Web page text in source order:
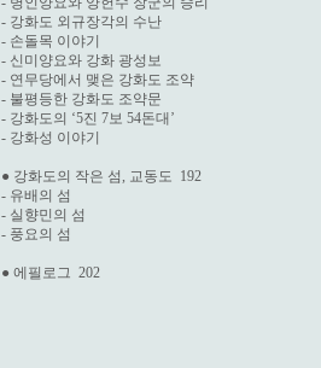
- 강화도 외규장각의 수난
- 손돌목 이야기
- 신미양요와 강화 광성보
- 연무당에서 맺은 강화도 조약
- 불평등한 강화도 조약문
- 강화도의 ‘5진 7보 54돈대’
- 강화성 이야기
● 강화도의 작은 섬, 교동도  192
- 유배의 섬
- 실향민의 섬
- 풍요의 섬
● 에필로그  202